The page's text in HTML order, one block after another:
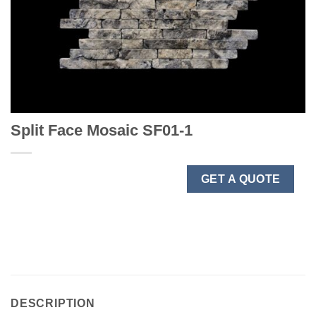
Split Face Mosaic SF01-1
GET A QUOTE
DESCRIPTION